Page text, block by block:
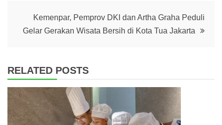
Kemenpar, Pemprov DKI dan Artha Graha Peduli
Gelar Gerakan Wisata Bersih di Kota Tua Jakarta
RELATED POSTS